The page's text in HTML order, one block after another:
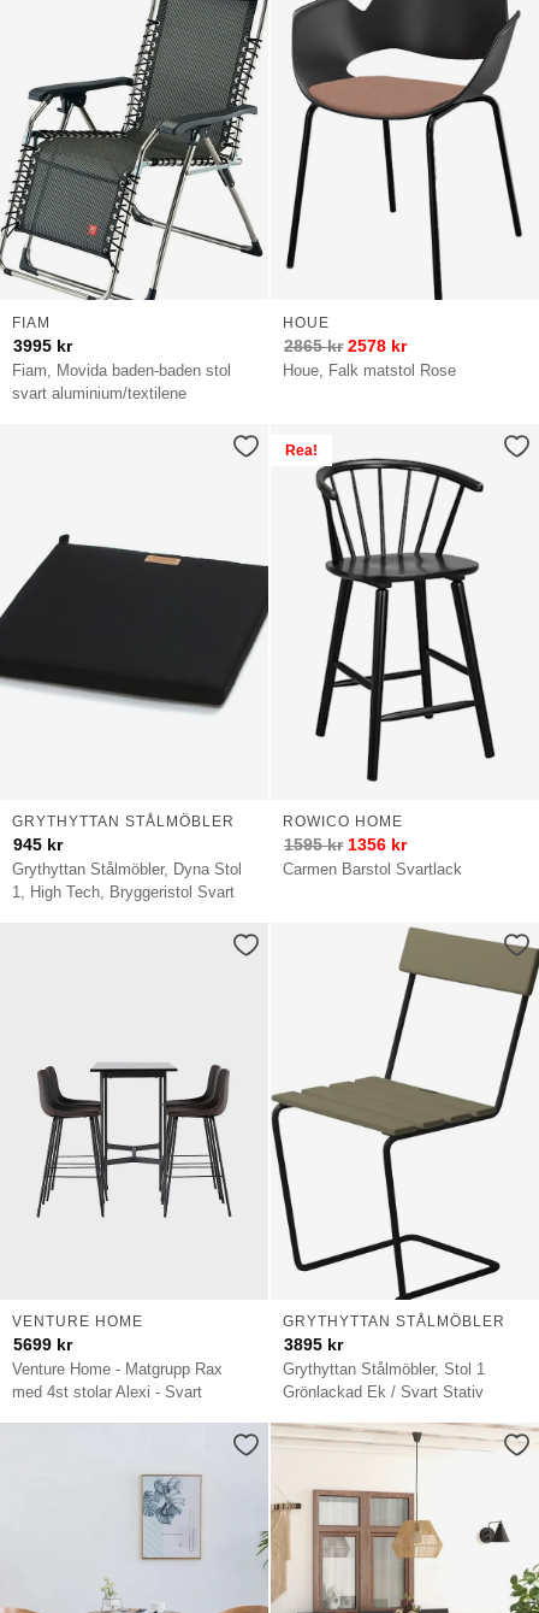
Fiam, Movida baden-baden stol
svart aluminium/textilene
FIAM
3995 kr
Houe, Falk matstol Rose
HOUE
2865kr 2578 kr
Grythyttan Stålmöbler, Dyna Stol
1, High Tech, Bryggeristol Svart
GRYTHYTTAN STÅLMÖBLER
945 kr
Rea!
Carmen Barstol Svartlack
ROWICO HOME
1595kr 1356 kr
Venture Home - Matgrupp Rax
med 4st stolar Alexi - Svart
VENTURE HOME
5699 kr
Grythyttan Stålmöbler, Stol 1
Grönlackad Ek / Svart Stativ
GRYTHYTTAN STÅLMÖBLER
3895 kr